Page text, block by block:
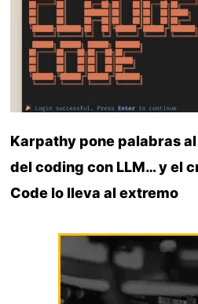
Karpathy pone palabras al
del coding con LLM… y el
Code lo lleva al extremo